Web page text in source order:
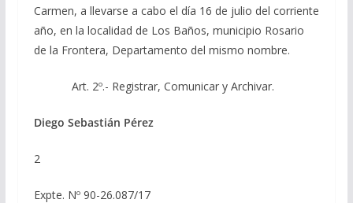
Carmen, a llevarse a cabo el día 16 de julio del corriente
año, en la localidad de Los Baños, municipio Rosario
de la Frontera, Departamento del mismo nombre.
Art. 2º.- Registrar, Comunicar y Archivar.
Diego Sebastián Pérez
2
Expte. Nº 90-26.087/17